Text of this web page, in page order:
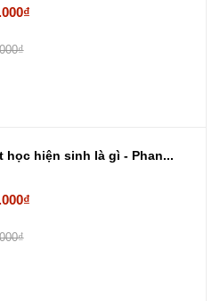
học hiện sinh là gì - Phan...